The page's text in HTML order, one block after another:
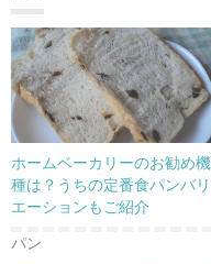
t
t
e
r
で
共
有
(
新
し
い
ウ
ィ
ン
ド
ウ
き
有
す
る
に
は
ク
リ
ッ
ク
し
く
だ
さ
い
l
e
+
で
共
有
(
新
し
い
ィ
ン
ド
ウ
ホームベーカリーのお勧め機
種は？うちの定番食パンバリ
エーションもご紹介
パン